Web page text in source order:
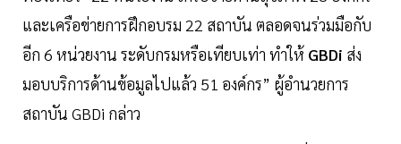
และเครือข่ายการฝึกอบรม 22 สถาบัน ตลอดจนร่วมมือกับ
อีก 6 หน่วยงาน ระดับกรมหรือเทียบเท่า ทำให้ GBDi ส่ง
มอบบริการด้านข้อมูลไปแล้ว 51 องค์กร” ผู้อำนวยการ
สถาบัน GBDi กล่าว